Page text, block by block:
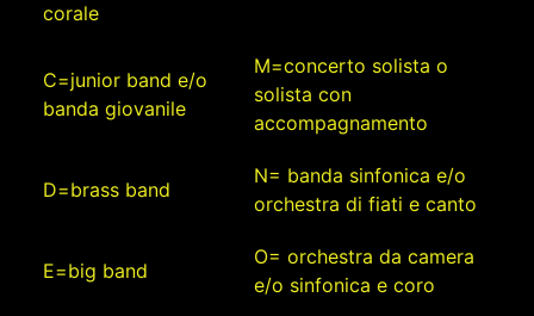
corale
C=junior band e/o
banda giovanile
M=concerto solista o
solista con
accompagnamento
D=brass band
N= banda sinfonica e/o
orchestra di fiati e canto
E=big band
O= orchestra da camera
e/o sinfonica e coro